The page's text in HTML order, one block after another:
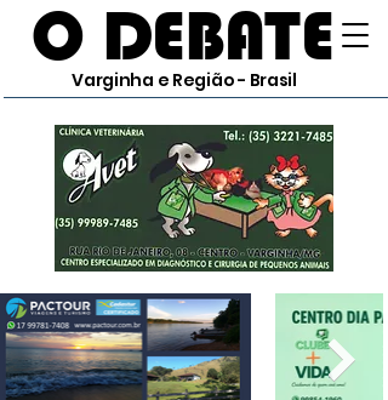
O DEBATE
Varginha e Região - Brasil